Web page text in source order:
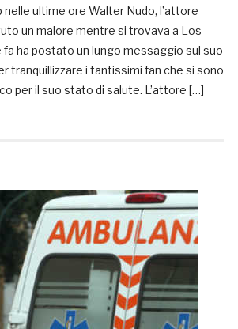
ultime ore Walter Nudo, l’attore
un malore mentre si trovava a Los
fa ha postato un lungo messaggio sul suo
tranquillizzare i tantissimi fan che si sono
per il suo stato di salute. L’attore […]